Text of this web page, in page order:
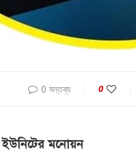
0 মন্তব্য 0
ইউনিটের মনোয়ন